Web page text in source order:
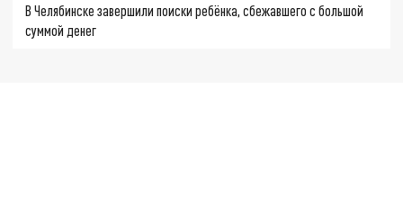
В Челябинске завершили поиски ребёнка, сбежавшего с большой
суммой денег